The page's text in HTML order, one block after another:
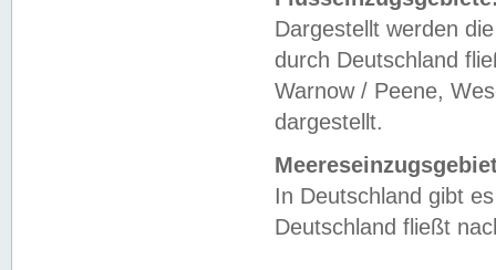
Dargestellt werden
durch Deutschland
Warnow / Peene,
dargestellt.
In Deutschland gibt
Deutschland fließt